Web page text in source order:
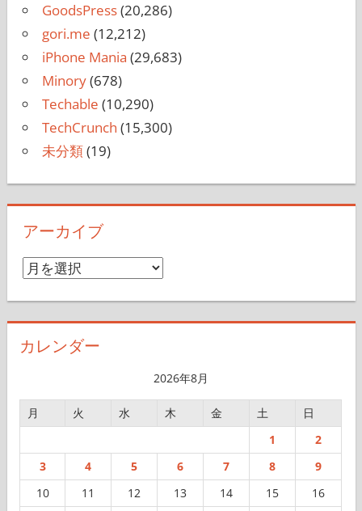
GoodsPress(20,286)
gori.me (12,212)
iPhone Mania (29,683)
Minory(678)
Techable (10,290)
TechCrunch (15,300)
未分類(19)
アーカイブ
ア
イ
カレンダー
2026年8月
月 火 水 木 金 土
日
1
2
3
4 5 6 7 8
9
10
11 12 13 14 15
16